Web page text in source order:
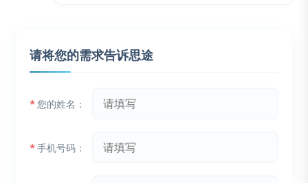
请将您的需求告诉思途
*您的姓名：
*手机号码：